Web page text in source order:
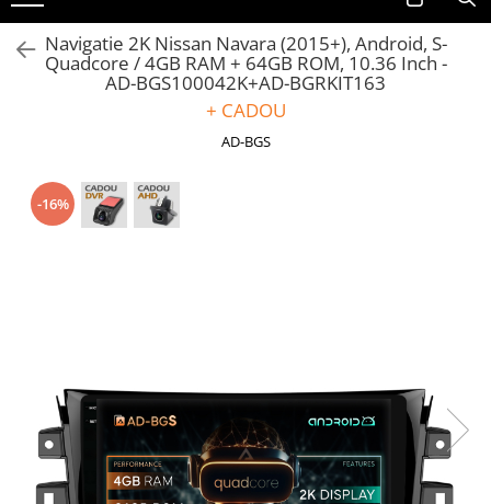
Volkswagen
Audi
Skoda
Hyundai
Toyota
Navigatie 2K Nissan Navara (2015+), Android, S-
Quadcore / 4GB RAM + 64GB ROM, 10.36 Inch -
AD-BGS100042K+AD-BGRKIT163
+ CADOU
AD-BGS
-16%